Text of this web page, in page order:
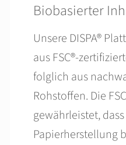
Biobasierter
Unsere DISPA®
aus FSC®-
folglich aus
Rohstoffen. Die
gewährleistet,
Papierherstellung